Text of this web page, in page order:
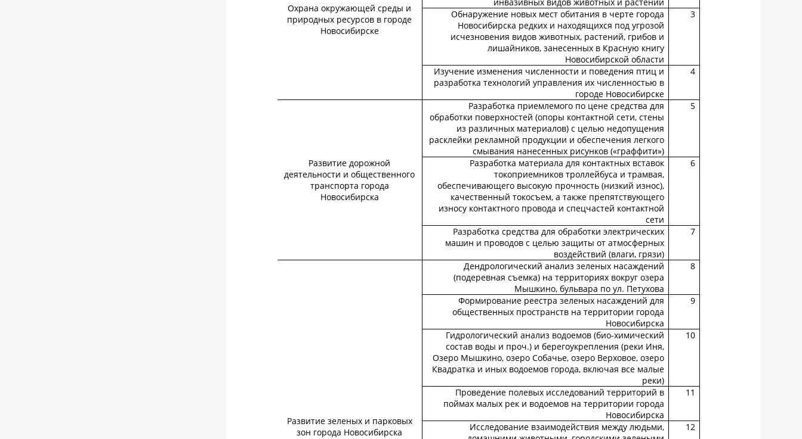
Охрана окружающей среды и
природных ресурсов в городе
Новосибирске
3
Обнаружение новых мест обитания в черте города
Новосибирска редких и находящихся под угрозой
исчезновения видов животных, растений, грибов и
лишайников, занесенных в Красную книгу
Новосибирской области
4
Изучение изменения численности и поведения птиц и
разработка технологий управления их численностью в
городе Новосибирске
5
Разработка приемлемого по цене средства для
обработки поверхностей (опоры контактной сети, стены
из различных материалов) с целью недопущения
расклейки рекламной продукции и обеспечения легкого
смывания нанесенных рисунков («граффити»)
Развитие дорожной
деятельности и общественного
транспорта города
Новосибирска
6
Разработка материала для контактных вставок
токоприемников троллейбуса и трамвая,
обеспечивающего высокую прочность (низкий износ),
качественный токосъем, а также препятствующего
износу контактного провода и спецчастей контактной
сети
7
Разработка средства для обработки электрических
машин и проводов с целью защиты от атмосферных
воздействий (влаги, грязи)
8
Дендрологический анализ зеленых насаждений
(подеревная съемка) на территориях вокруг озера
Мышкино, бульвара по ул. Петухова
Развитие зеленых и парковых
зон города Новосибирска
9
Формирование реестра зеленых насаждений для
общественных пространств на территории города
Новосибирска
10
Гидрологический анализ водоемов (био-химический
состав воды и проч.) и берегоукрепления (реки Иня,
Озеро Мышкино, озеро Собачье, озеро Верховое, озеро
Квадратка и иных водоемов города, включая все малые
реки)
11
Проведение полевых исследований территорий в
поймах малых рек и водоемов на территории города
Новосибирска
12
Исследование взаимодействия между людьми,